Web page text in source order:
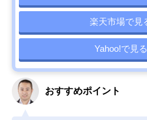
楽天市場で見
Yahoo!で見る
おすすめポイント